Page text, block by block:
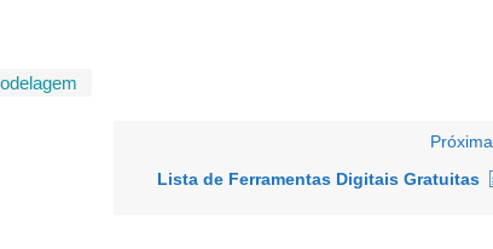
Próxima
Lista de Ferramentas Digitais Gratuitas